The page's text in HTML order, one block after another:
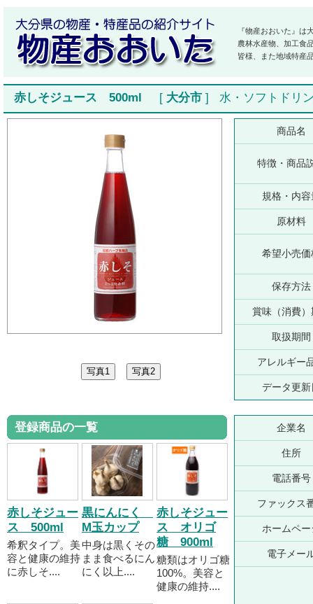
『物産おおいた』は
農林水産物、加工食
皆様、また地域特産
赤しそジュース 500ml [ 大分市 ] 水・ソフトドリ
商品名
特徴・商品
規格・内容
原材料
希望小売価
保存方法
賞味（消費）
取扱期間
アレルギー
データ更新
登録商品の一覧
赤しそジュー
ス 500ml
希釈タイプ。美
容と健康の維持
に赤しそ....
黒にんにく
M玉カップ
中身は黒くその
まま食べるにん
にく以上....
赤しそジュー
ス オリゴ
糖 900ml
糖類はオリゴ糖
100%。美容と
健康の維持....
企業名
住所
電話番号
ファックス
ホームペー
電子メー